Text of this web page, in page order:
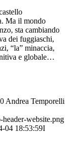
Ma il mondo
sta cambiando
dei fuggiaschi,
“la” minaccia,
e globale…
Andrea Temporelli
website.png
04 18:53:59I